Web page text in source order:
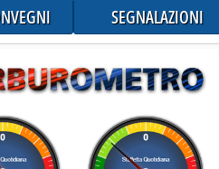
SEGNALAZIONI